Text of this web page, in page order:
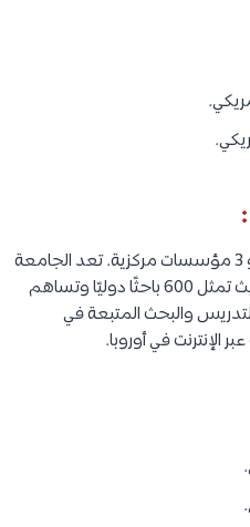
تضم جامعة برلين الحرة 12 قسمًا و 3 مؤسسات مركزية. تعد الجامعة
مثالاً للمعرفة القائمة على البحث حيث تمثل 600 باحثًا دوليًا وتساهم
والبحث المتبعة في
في أوروبا.